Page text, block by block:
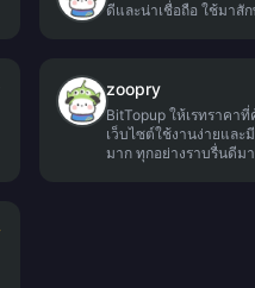
ดีและน่าเชื่อถือ ใช้มาสั
zoopry
BitTopup ให้เรทราคา
เว็บไซต์ใช้งานง่ายและ
มาก ทุกอย่างราบรื่นดีม